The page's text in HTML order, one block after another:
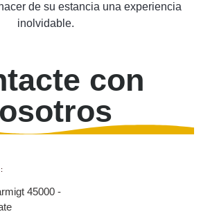
de su estancia una experiencia
inolvidable.
con
45000 -